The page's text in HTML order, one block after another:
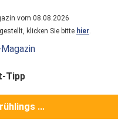
vom 08.08.2026
klicken Sie bitte hier.
Tipp
...